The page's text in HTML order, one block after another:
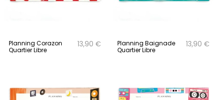
Planning Corazon
Quartier Libre
13,90 €
Planning Baignade
Quartier Libre
13,90 €